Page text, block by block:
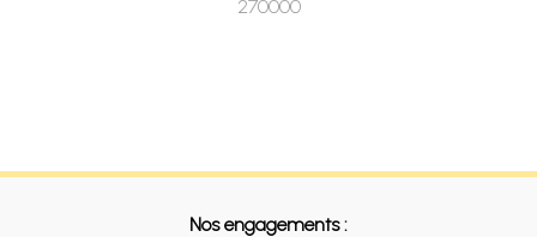
270000
Nos engagements :